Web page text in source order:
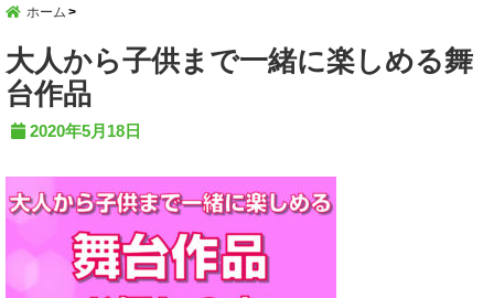
ホーム
大人から子供まで一緒に楽しめる舞
台作品
2020年5月18日